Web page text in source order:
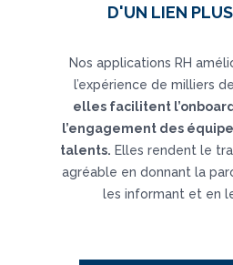
D'UN LIEN
Nos applications RH
l’expérience de milliers
elles facilitent
l’engagement des
talents. Elles rendent le
agréable en donnant la
les informant et en